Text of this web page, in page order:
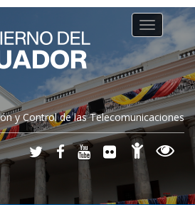
y Control de las Telecomunicaciones
Toggle
navigation